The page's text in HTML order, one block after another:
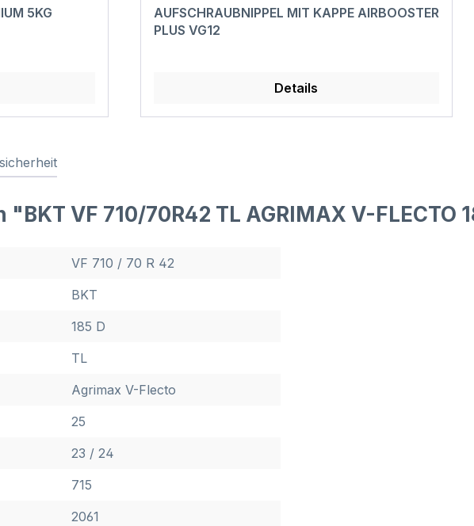
5KG
AUFSCHRAUBNIPPEL MIT KAPPE AIRBOOSTER
PLUS VG12
Details
VF 710/70R42 TL AGRIMAX V-FLECTO
VF 710 / 70 R 42
BKT
185 D
TL
Agrimax V-Flecto
25
23 / 24
715
2061